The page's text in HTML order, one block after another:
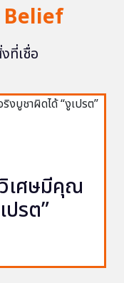
ที่เชื่อ
เศษมีคุณ
ปรต”